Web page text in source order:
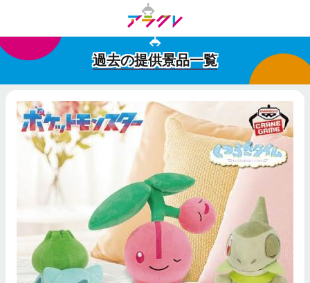
過去の提供景品一覧